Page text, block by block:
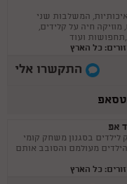
המשלבות שני
חיה על קלידים,
ועוד
כל הארץ
התקשרו אלי
אפ
לילדים בסגנון משחק קומי
מעולמם והסובב אותם
כל הארץ